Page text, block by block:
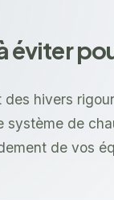
éviter
des hivers
système de
de vos